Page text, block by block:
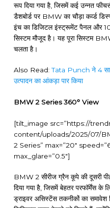
रूप दिया गया है, जिसमें कई उन्नत
डैशबोर्ड पर BMW का चौड़ा कर्व्ड
इंच का डिजिटल इंस्ट्रूमेंट पैनल और
सिस्टम मौजूद है। यह पूरा सिस्टम
चलता है।
Also Read:Tata Punch ने 4
उत्पादन का आंकड़ा पार किया
BMW 2 Series 360° View
[tilt_image src=”https://
content/uploads/2025/07/
2 Series” max=”20″
max_glare=”0.5″]
BMW 2 सीरीज ग्रैन कूपे की दूसरी
दिया गया है, जिसमें बेहतर परफॉर्मेंस
ड्राइवर असिस्टेंस तकनीकों का